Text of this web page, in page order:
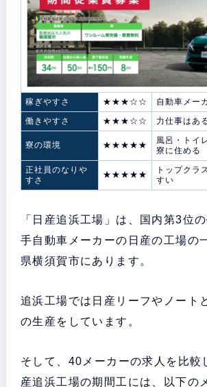
稼ぎやすさ ★★★☆☆
自動車メー
働きやすさ
★★★☆☆ 力仕事はあ
寮の環境 ★★★★★
風呂・トイ
寮に住める
正社員のなりや
すさ
★★★★★
トップクラ
すい
「日産追浜工場」は、国内第3位
手自動車メーカーの日産の工場の
県横須賀市にあります。
追浜工場では日産リーフやノート
の生産をしています。
そして、40メーカーの求人を比較
産追浜工場の期間工には、以下の